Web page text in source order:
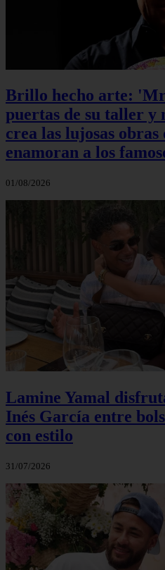
Brillo hecho arte:
puertas de su taller y
crea las lujosas obras
enamoran a los
01/08/2026
Lamine Yamal
Inés García entre
con estilo
31/07/2026